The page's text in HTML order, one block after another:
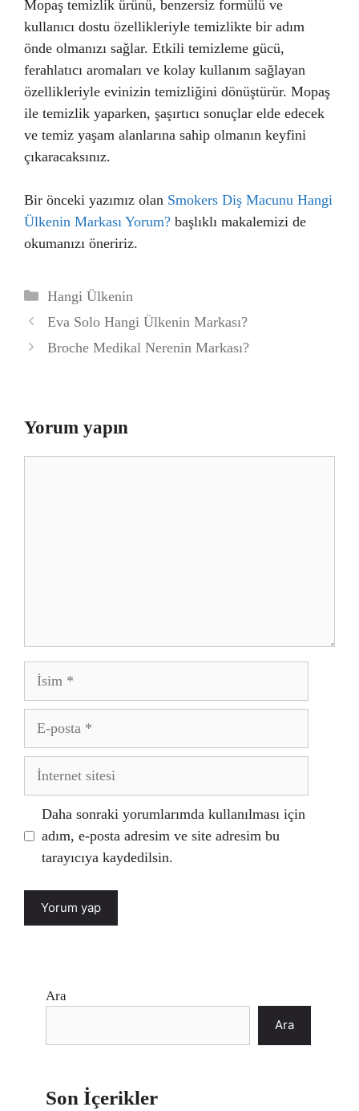
Mopaş temizlik ürünü, benzersiz formülü ve
kullanıcı dostu özellikleriyle temizlikte bir adım
önde olmanızı sağlar. Etkili temizleme gücü,
ferahlatıcı aromaları ve kolay kullanım sağlayan
özellikleriyle evinizin temizliğini dönüştürür. Mopaş
ile temizlik yaparken, şaşırtıcı sonuçlar elde edecek
ve temiz yaşam alanlarına sahip olmanın keyfini
çıkaracaksınız.
Bir önceki yazımız olan Smokers Diş Macunu Hangi
Ülkenin Markası Yorum? başlıklı makalemizi de
okumanızı öneririz.
Kategoriler
Hangi Ülkenin
Eva Solo Hangi Ülkenin Markası?
Broche Medikal Nerenin Markası?
Yorum yapın
İsim
posta
İnternet
Daha sonraki yorumlarımda kullanılması için
adım, e-posta adresim ve site adresim bu
tarayıcıya kaydedilsin.
Ara
Ara
Son İçerikler